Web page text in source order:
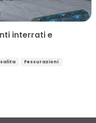
interrati e
Fessurazioni